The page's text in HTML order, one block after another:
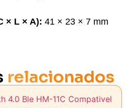
× L × A): 41 × 23 × 7 mm
relacionados